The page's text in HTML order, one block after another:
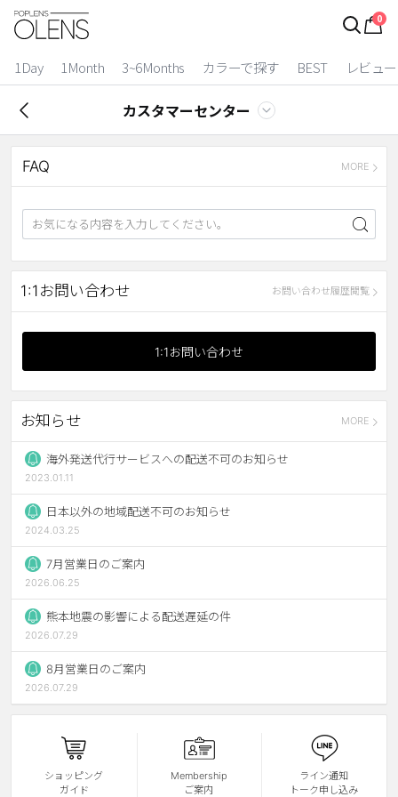
0
1Day 1Month 3~6Months カラーで探す BEST レビュー
ログイン
カラコン比較
今月限定特典
ベスト
カラコン
1 Day
カラー
ブラウン
グレー
ブラック
ヘーゼル
グリーン
ブルー
ピンク
透明
ハロウィンカラコン
ケア用品
レビュー
EYEしてる
総合掲示板
カスタマーセンター
FAQ MORE
1:1お問い合わせ
1:1お問い合わせ
お問い合わせ履歴閲覧
お知らせ
海外発送代行サービスへの配送不可のお知らせ
2023.01.11
日本以外の地域配送不可のお知らせ
2024.03.25
7月営業日のご案内
2026.06.25
熊本地震の影響による配送遅延の件
2026.07.29
8月営業日のご案内
2026.07.29
MORE
ショッピング
ガイド
Membership
ご案内
ライン通知
トーク申し込み